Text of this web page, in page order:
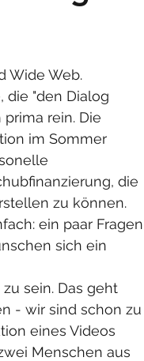
Wide Web.
die "den Dialog
rein. Die
im Sommer
die
zu können.
ein paar Fragen
sich ein
sein. Das geht
- wir sind schon zu
eines Videos
Menschen aus